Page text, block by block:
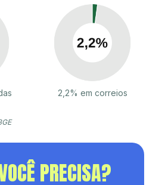
2,2% em correios
PRECISA?